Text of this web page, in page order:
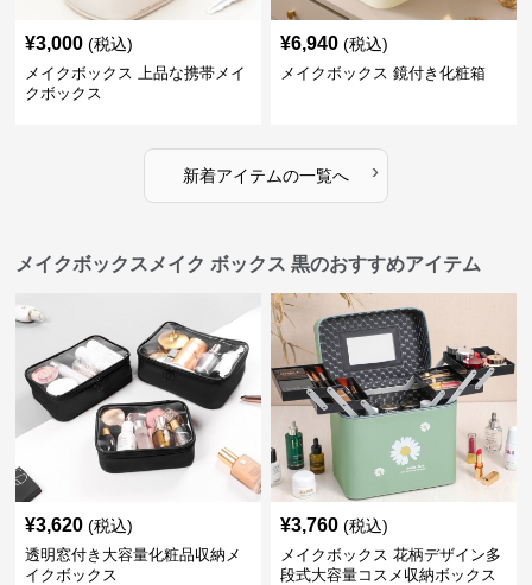
¥3,000 (税込)
メイクボックス 上品な携帯メイ
クボックス
¥6,940 (税込)
メイクボックス 鏡付き化粧箱
新着アイテムの一覧へ ›
メイクボックスメイク ボックス 黒のおすすめアイテム
¥3,620 (税込)
透明窓付き大容量化粧品収納メ
イクボックス
¥3,760 (税込)
メイクボックス 花柄デザイン多
段式大容量コスメ収納ボックス